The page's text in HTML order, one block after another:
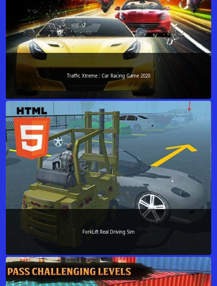
Traffic Xtreme : Car Racing Game 2020
ForkLift Real Driving Sim